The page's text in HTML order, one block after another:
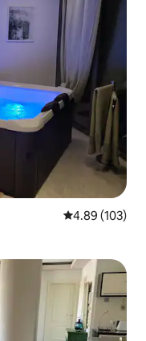
คะแนนเฉลี่ย
4.89 (103)